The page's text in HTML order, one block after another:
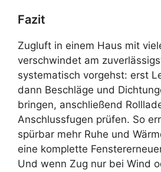
Fazit
Zugluft in einem Haus mit
verschwindet am
systematisch vorgehst: erst
dann Beschläge und
bringen, anschließend
Anschlussfugen prüfen. So
spürbar mehr Ruhe und
eine komplette
Und wenn Zug nur bei Wind